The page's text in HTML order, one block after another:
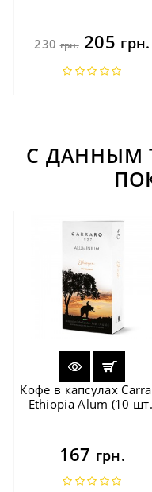
230грн.205 грн.
С ДАННЫМ
Кофе в капсулах
Ethiopia Alum (10
167 грн.